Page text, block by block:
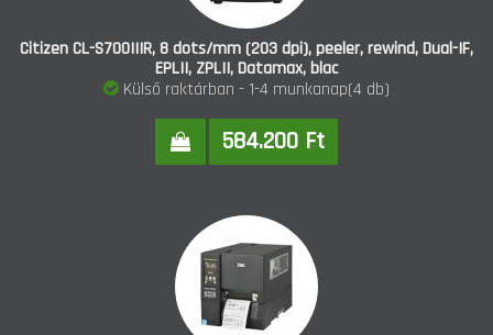
Citizen CL-S700IIIR, 8 dots/mm (203 dpi), peeler, rewind, Dual-IF,
EPLII, ZPLII, Datamax, blac
Külső raktárban - 1-4 munkanap(4 db)
584.200 Ft